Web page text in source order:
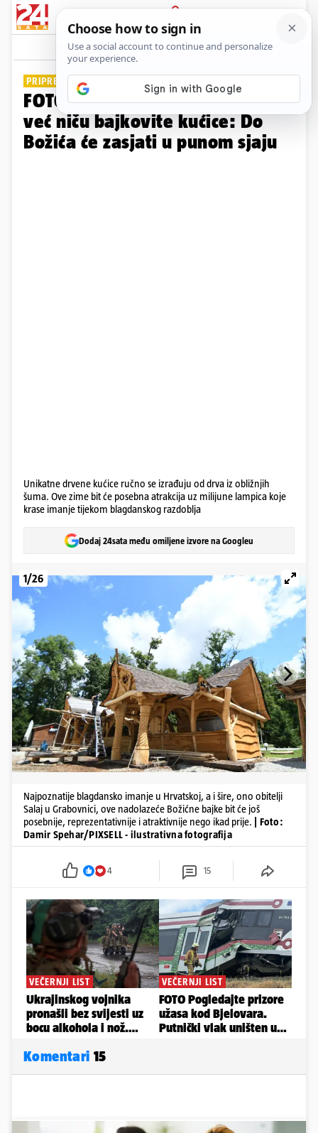
PRIJAVA
Galerija Komentari
PRIPREME SU U TIJEKU
FOTO Na imanju obitelji Salaj
već niču bajkovite kućice: Do
Božića će zasjati u punom sjaju
Unikatne drvene kućice ručno se izrađuju od drva iz obližnjih
šuma. Ove zime bit će posebna atrakcija uz milijune lampica koje
krase imanje tijekom blagdanskog razdoblja
Dodaj 24sata među omiljene izvore na Googleu
1/26
Najpoznatije blagdansko imanje u Hrvatskoj, a i šire, ono obitelji
Salaj u Grabovnici, ove nadolazeće Božićne bajke bit će još
posebnije, reprezentativnije i atraktivnije nego ikad prije.
| Foto:
Damir Spehar/PIXSELL - ilustrativna fotografija
4 15
Komentari 15